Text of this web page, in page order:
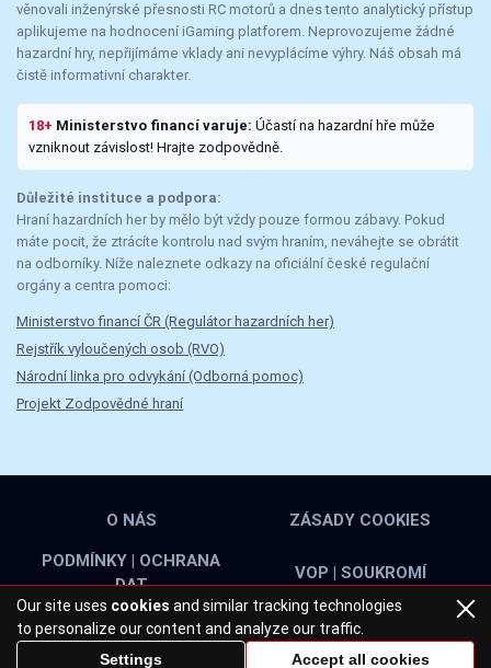
věnovali inženýrské přesnosti RC motorů a dnes tento analytický přístup
aplikujeme na hodnocení iGaming platforem. Neprovozujeme žádné
hazardní hry, nepřijímáme vklady ani nevyplácíme výhry. Náš obsah má
čistě informativní charakter.
18+ Ministerstvo financí varuje: Účastí na hazardní hře může
vzniknout závislost! Hrajte zodpovědně.
Důležité instituce a podpora:
Hraní hazardních her by mělo být vždy pouze formou zábavy. Pokud
máte pocit, že ztrácíte kontrolu nad svým hraním, neváhejte se obrátit
na odborníky. Níže naleznete odkazy na oficiální české regulační
orgány a centra pomoci:
Ministerstvo financí ČR (Regulátor hazardních her)
Rejstřík vyloučených osob (RVO)
Národní linka pro odvykání (Odborná pomoc)
Projekt Zodpovědné hraní
O NÁS ZÁSADY COOKIES
PODMÍNKY | OCHRANA
DAT
VOP | SOUKROMÍ
2026, zdz-modelmotor.cz. Všechna práva vyhrazena
Our site uses cookies and similar tracking technologies
to personalize our content and analyze our traffic.
Settings
Accept all cookies